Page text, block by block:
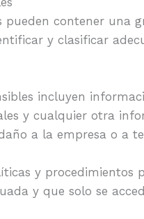
pueden contener una
y clasificar
incluyen
y cualquier otra
a la empresa o a
y procedimientos
y que solo se